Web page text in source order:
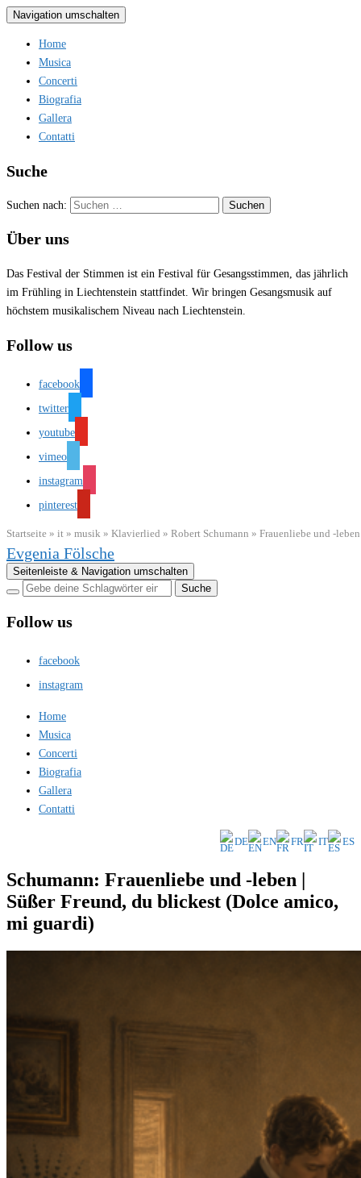
Navigation umschalten
Home
Musica
Concerti
Biografia
Gallera
Contatti
Suche
Suchen nach:
Über uns
Das Festival der Stimmen ist ein Festival für Gesangsstimmen, das jährlich
im Frühling in Liechtenstein stattfindet. Wir bringen Gesangsmusik auf
höchstem musikalischem Niveau nach Liechtenstein.
Follow us
facebook
twitter
youtube
vimeo
instagram
pinterest
Startseite » it » musik » Klavierlied » Robert Schumann » Frauenliebe und -leben
Evgenia Fölsche
Seitenleiste & Navigation umschalten
Follow us
facebook
instagram
Home
Musica
Concerti
Biografia
Gallera
Contatti
DE EN FR IT ES
Schumann: Frauenliebe und -leben |
Süßer Freund, du blickest (Dolce amico,
mi guardi)